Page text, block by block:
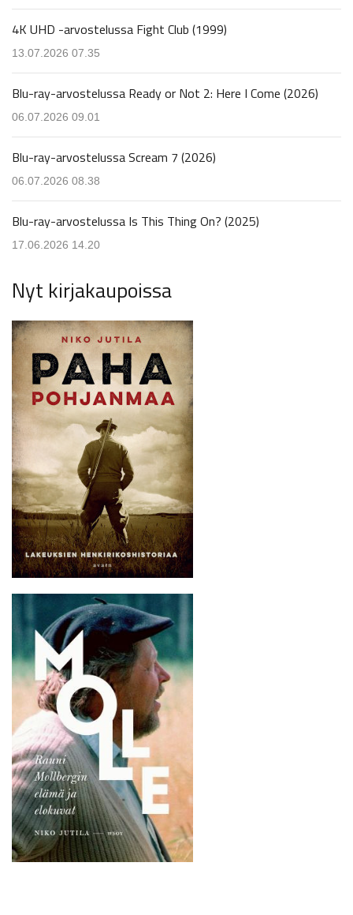
4K UHD -arvostelussa Fight Club (1999)
13.07.2026 07.35
Blu-ray-arvostelussa Ready or Not 2: Here I Come (2026)
06.07.2026 09.01
Blu-ray-arvostelussa Scream 7 (2026)
06.07.2026 08.38
Blu-ray-arvostelussa Is This Thing On? (2025)
17.06.2026 14.20
Nyt kirjakaupoissa